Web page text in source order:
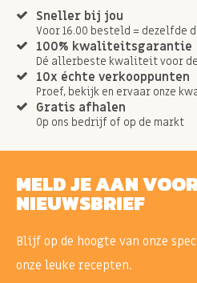
Sneller bij jou
Voor 16.00 besteld = dezelfde
100% kwaliteitsgarantie
Dé allerbeste kwaliteit voor
10x échte verkooppunten
Proef, bekijk en ervaar onze
Gratis afhalen
Op ons bedrijf of op de markt
MELD JE AAN
NIEUWSBRIEF
Blijf op de hoogte van onze
onze leuke recepten.